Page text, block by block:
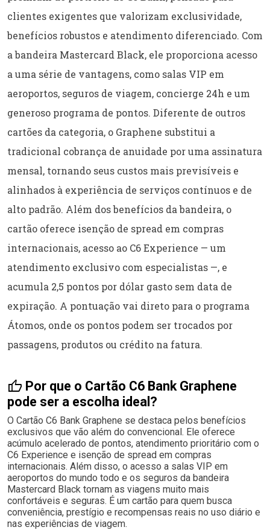
clientes exigentes que valorizam exclusividade,
benefícios robustos e atendimento diferenciado. Com
a bandeira Mastercard Black, ele proporciona acesso
a uma série de vantagens, como salas VIP em
aeroportos, seguros de viagem, concierge 24h e um
generoso programa de pontos. Diferente de outros
cartões da categoria, o Graphene substitui a
tradicional cobrança de anuidade por uma assinatura
mensal, tornando seus custos mais previsíveis e
alinhados à experiência de serviços contínuos e de
alto padrão. Além dos benefícios da bandeira, o
cartão oferece isenção de spread em compras
internacionais, acesso ao C6 Experience — um
atendimento exclusivo com especialistas —, e
acumula 2,5 pontos por dólar gasto sem data de
expiração. A pontuação vai direto para o programa
Átomos, onde os pontos podem ser trocados por
passagens, produtos ou crédito na fatura.
thumb_up Por que o Cartão C6 Bank Graphene
pode ser a escolha ideal?
O Cartão C6 Bank Graphene se destaca pelos benefícios
exclusivos que vão além do convencional. Ele oferece
acúmulo acelerado de pontos, atendimento prioritário com o
C6 Experience e isenção de spread em compras
internacionais. Além disso, o acesso a salas VIP em
aeroportos do mundo todo e os seguros da bandeira
Mastercard Black tornam as viagens muito mais
confortáveis e seguras. É um cartão para quem busca
conveniência, prestígio e recompensas reais no uso diário e
nas experiências de viagem.